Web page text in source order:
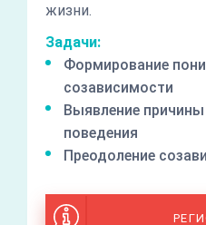
жизни.
Задачи:
Формирование
созависимости
Выявление
поведения
Преодоление